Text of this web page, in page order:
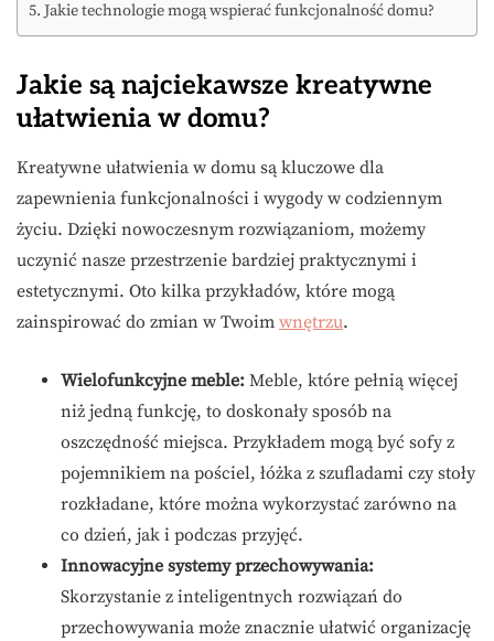
Jakie technologie mogą wspierać funkcjonalność domu?
Jakie są najciekawsze kreatywne
ułatwienia w domu?
Kreatywne ułatwienia w domu są kluczowe dla
zapewnienia funkcjonalności i wygody w codziennym
życiu. Dzięki nowoczesnym rozwiązaniom, możemy
uczynić nasze przestrzenie bardziej praktycznymi i
estetycznymi. Oto kilka przykładów, które mogą
zainspirować do zmian w Twoim wnętrzu.
Wielofunkcyjne meble: Meble, które pełnią więcej
niż jedną funkcję, to doskonały sposób na
oszczędność miejsca. Przykładem mogą być sofy z
pojemnikiem na pościel, łóżka z szufladami czy stoły
rozkładane, które można wykorzystać zarówno na
co dzień, jak i podczas przyjęć.
Innowacyjne systemy przechowywania:
Skorzystanie z inteligentnych rozwiązań do
przechowywania może znacznie ułatwić organizację